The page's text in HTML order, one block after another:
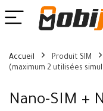
Accueil Produit SIM
(maximum 2 utilisées
Nano-SIM +